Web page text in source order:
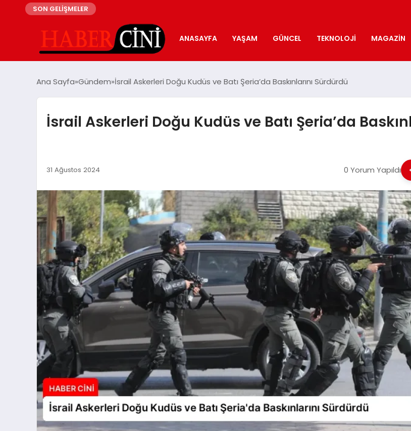
SON GELİŞMELER
ANASAYFA YAŞAM GÜNCEL TEKNOLOJI MAGAZIN
Ana Sayfa Gündem İsrail Askerleri Doğu Kudüs ve Batı Şeria’da Baskınlarını Sürdürdü
İsrail Askerleri Doğu Kudüs ve Batı Şeria’da
31 Ağustos 2024 0 Yorum Yapıldı